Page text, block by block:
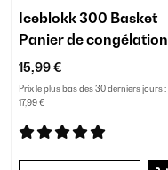
Iceblokk 300 Basket
Panier de congélation
15,99 €
Prix le plus bas des 30 derniers jours :
17,99 €